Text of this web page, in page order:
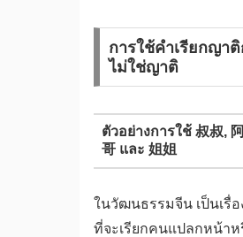
การใช้คำเรียกญา
ไม่ใช่ญาติ
ตัวอย่างการใช้ 叔叔,
哥 และ 姐姐
ในวัฒนธรรมจีน เป็นเรื่
ที่จะเรียกคนแปลกหน้า